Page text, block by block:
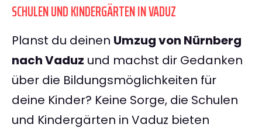
SCHULEN UND KINDERGÄRTEN IN VADUZ
Planst du deinen Umzug von Nürnberg
nach Vaduz und machst dir Gedanken
über die Bildungsmöglichkeiten für
deine Kinder? Keine Sorge, die Schulen
und Kindergärten in Vaduz bieten